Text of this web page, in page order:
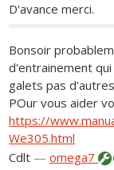
D'avance merci.
Bonsoir
d'entrainement qui
galets pas
POur vous aider
https://
We305.html
Cdlt —omega7